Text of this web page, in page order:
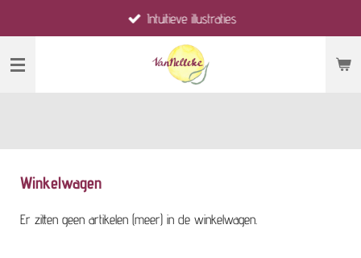
direct
naar
Intuïtieve illustraties
Winkelwagen
Er zitten geen artikelen (meer) in de winkelwagen.